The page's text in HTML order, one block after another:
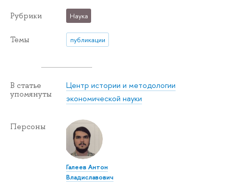
Рубрики Наука
Темы публикации
В статье
упомянуты
Центр истории и методологии
экономической науки
Персоны
Галеев Антон
Владиславович